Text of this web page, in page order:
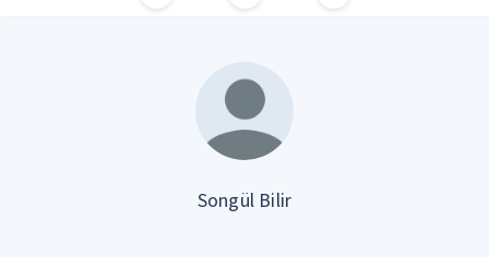
Songül Bilir